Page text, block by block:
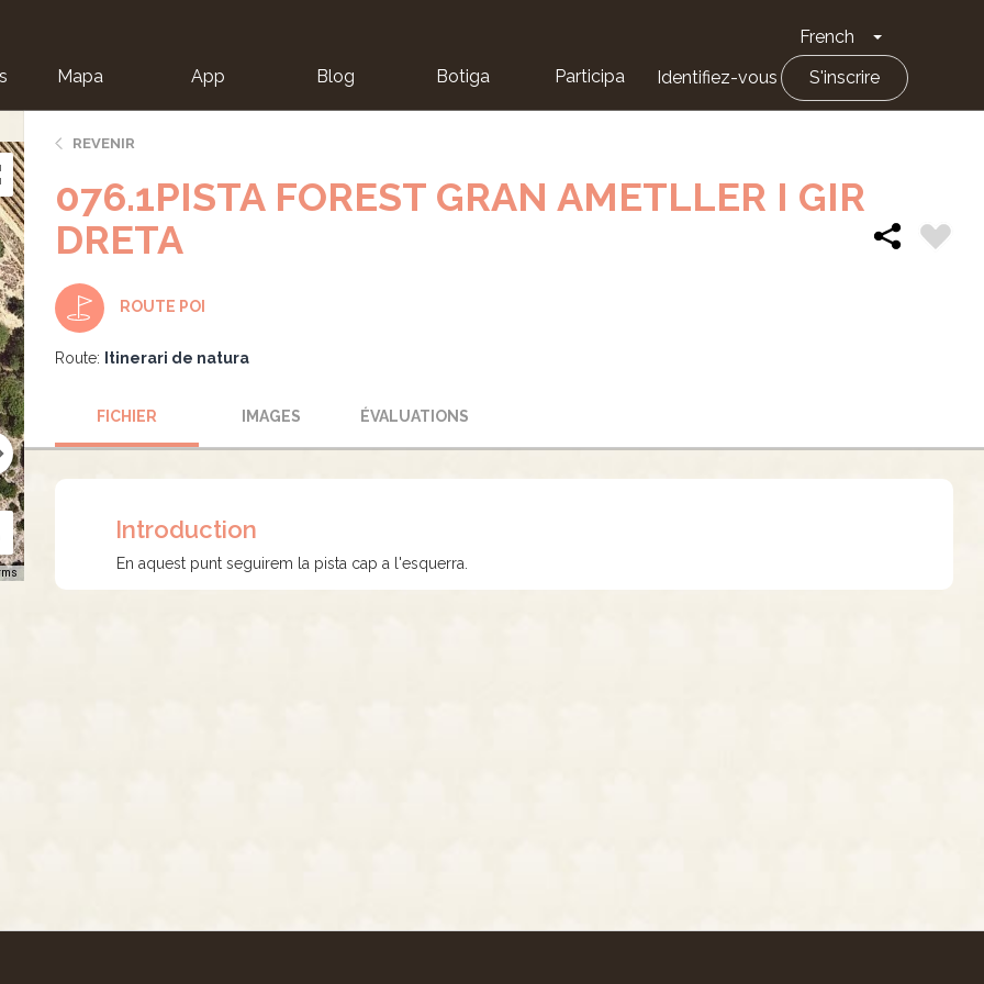
French Toggle
Mapa App Blog Botiga Participa Identifiez-vous S'inscrire
REVENIR
076.1PISTA FOREST GRAN AMETLLER I GIR
DRETA
ROUTE POI
Route: Itinerari de natura
FICHIER IMAGES ÉVALUATIONS
Introduction
En aquest punt seguirem la pista cap a l'esquerra.